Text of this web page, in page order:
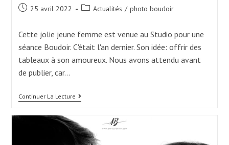
Post 25 avril 2022
Post Actualités / photo boudoir
Cette jolie jeune femme est venue au Studio pour une
séance Boudoir. C'était l'an dernier. Son idée: offrir des
tableaux à son amoureux. Nous avons attendu avant
de publier, car…
Continuer La LectureMagnifique
Séance